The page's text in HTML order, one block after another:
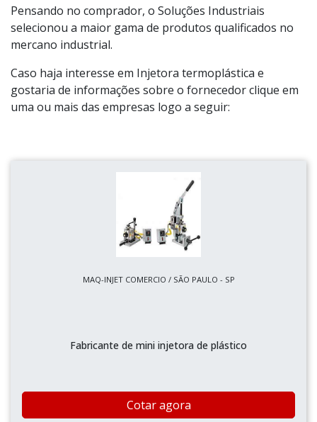
Pensando no comprador, o Soluções Industriais
selecionou a maior gama de produtos qualificados no
mercano industrial.
Caso haja interesse em Injetora termoplástica e
gostaria de informações sobre o fornecedor clique em
uma ou mais das empresas logo a seguir:
MAQ-INJET COMERCIO / SÃO PAULO - SP
Fabricante de mini injetora de plástico
Cotar agora